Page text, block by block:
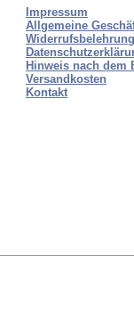
Impressum
Allgemeine
Hinweis nach dem
Versandkosten
Kontakt